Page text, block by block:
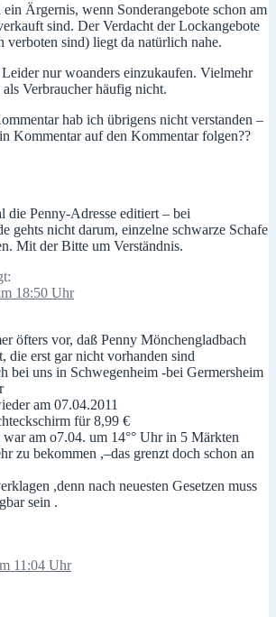
Ärgernis, wenn Sonderangebote schon am
sind. Der Verdacht der Lockangebote
verboten sind) liegt da natürlich nahe.
nur woanders einzukaufen. Vielmehr
Verbraucher häufig nicht.
hab ich übrigens nicht verstanden –
Kommentar auf den Kommentar folgen??
die Penny-Adresse editiert – bei
gehts nicht darum, einzelne schwarze Schafe
Mit der Bitte um Verständnis.
18:50 Uhr
öfters vor, daß Penny Mönchengladbach
die erst gar nicht vorhanden sind
bei uns in Schwegenheim -bei Germersheim
am 07.04.2011
für 8,99 €
am o7.04. um 14°° Uhr in 5 Märkten
zu bekommen ,–das grenzt doch schon an
,denn nach neuesten Gesetzen muss
sein .
11:04 Uhr